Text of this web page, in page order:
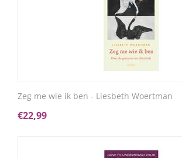
Zeg me wie ik ben - Liesbeth Woertman
€22,99